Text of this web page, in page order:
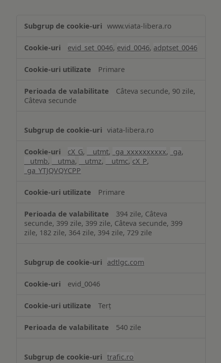
www.viata-libera.ro
evid_set_0046, evid_0046, adptset_0046
Primare
Câteva secunde, 90 zile,
Câteva secunde
viata-libera.ro
cX_G, __utmt, _ga_xxxxxxxxxx, _ga,
__utmb, __utma, __utmz, __utmc, cX_P,
_ga_YTJQVQYCPP
Primare
394 zile, Câteva
secunde, 399 zile, 399 zile, Câteva secunde, 399
zile, 182 zile, 364 zile, 394 zile, 729 zile
adtlgc.com
evid_0046
Terț
540 zile
trafic.ro